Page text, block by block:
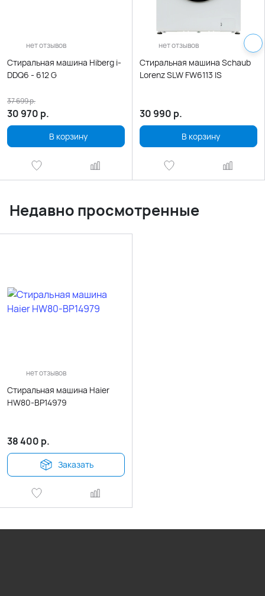
нет отзывов
Стиральная машина Hiberg i-
DDQ6 - 612 G
30 970 р.
37 699р.
В корзину
нет отзывов
Стиральная машина Schaub
Lorenz SLW FW6113 IS
30 990 р.
В корзину
Недавно просмотренные
нет отзывов
Стиральная машина Haier
HW80-BP14979
38 400 р.
Заказать